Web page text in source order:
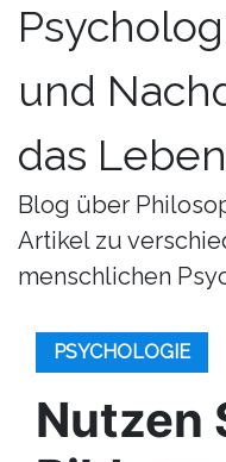
und
das
Blog über
Artikel zu
menschlichen
PSYCHOLOGIE
Nutzen